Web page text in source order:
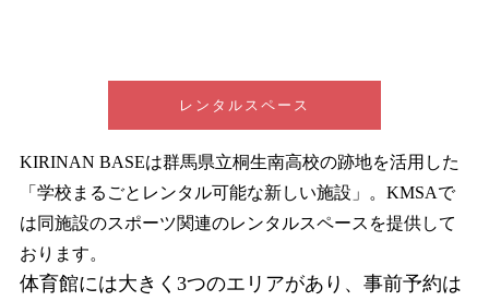
レンタルスペース
KIRINAN BASEは群馬県立桐生南高校の跡地を活用した
「学校まるごとレンタル可能な新しい施設」。KMSAで
は同施設のスポーツ関連のレンタルスペースを提供して
おります。
体育館には大きく3つのエリアがあり、事前予約は